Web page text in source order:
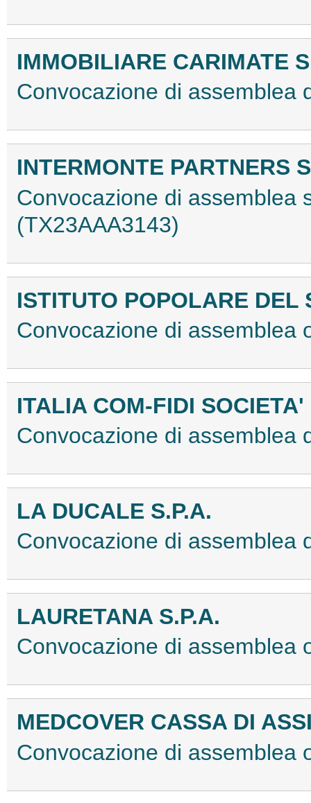
IMMOBILIARE CARIMATE
Convocazione di assemblea
INTERMONTE PARTNERS
Convocazione di assemblea
(TX23AAA3143)
ISTITUTO POPOLARE DEL
Convocazione di assemblea
ITALIA COM-FIDI
Convocazione di assemblea
LA DUCALE S.P.A.
Convocazione di assemblea
LAURETANA S.P.A.
Convocazione di assemblea
MEDCOVER CASSA DI
Convocazione di assemblea